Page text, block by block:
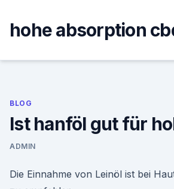
content
hohe absorption
BLOG
Ist hanföl gut für
ADMIN
Die Einnahme von Leinöl ist bei